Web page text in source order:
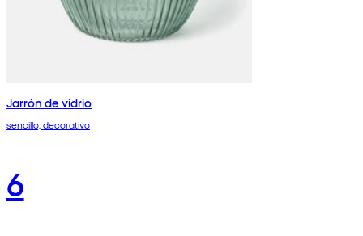
Jarrón de vidrio
sencillo, decorativo
6